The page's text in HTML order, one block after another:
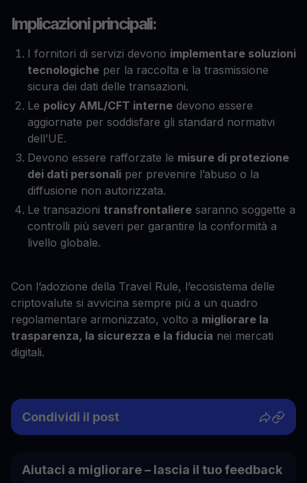
Implicazioni principali:
I fornitori di servizi devono implementare soluzioni
tecnologiche per la raccolta e la trasmissione
sicura dei dati delle transazioni.
Le policy AML/CFT interne devono essere
aggiornate per soddisfare gli standard normativi
dell’UE.
Devono essere rafforzate le misure di protezione
dei dati personali per prevenire l’abuso o la
diffusione non autorizzata.
Le transazioni transfrontaliere saranno soggette a
controlli più severi per garantire la conformità a
livello globale.
Con l’adozione della Travel Rule, l’ecosistema delle
criptovalute si avvicina sempre più a un quadro
regolamentare armonizzato, volto a migliorare la
trasparenza, la sicurezza e la fiducia nei mercati
digitali.
Condividi il post
Aiutaci a migliorare – lascia il tuo feedback